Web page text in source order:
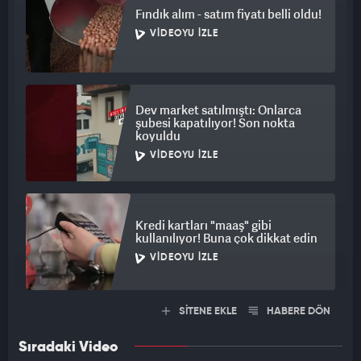
Fındık alım - satım fiyatı belli oldu!
VIDEOYU İZLE
Dev market satılmıştı: Onlarca
şubesi kapatılıyor! Son nokta
koyuldu
VIDEOYU İZLE
Kredi kartları "maaş" gibi
kullanılıyor! Buna çok dikkat edin
VIDEOYU İZLE
SİTENE EKLE HABERE DÖN
Sıradaki Video